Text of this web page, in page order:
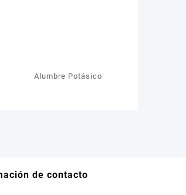
Alumbre Potásico
de contacto